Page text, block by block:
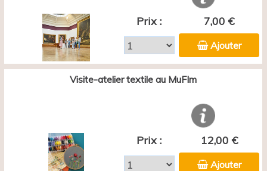
Prix : 7,00 €
Ajouter
Visite-atelier textile au MuFIm
Prix : 12,00 €
Ajouter